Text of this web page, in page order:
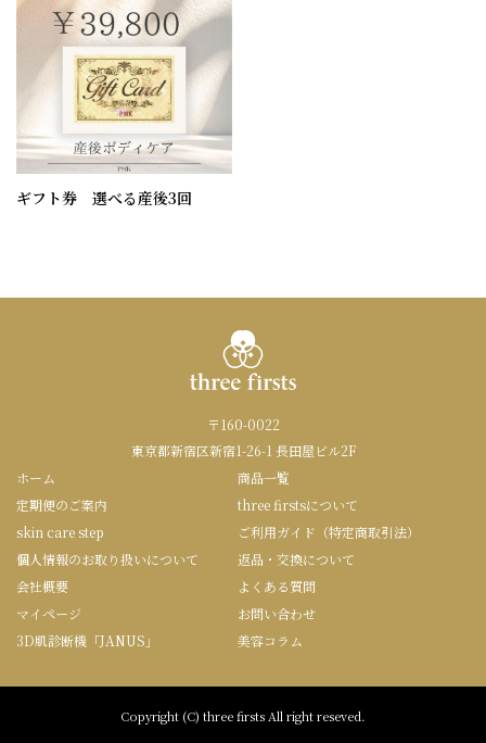
ギフト券 選べる産後3回
〒160-0022
東京都新宿区新宿1-26-1 長田屋ビル2F
ホーム
商品一覧
定期便のご案内
three firstsについて
skin care step
ご利用ガイド（特定商取引法）
個人情報のお取り扱いについて
返品・交換について
会社概要
よくある質問
マイページ
お問い合わせ
3D肌診断機「JANUS」
美容コラム
Copyright (C) three firsts All right reseved.